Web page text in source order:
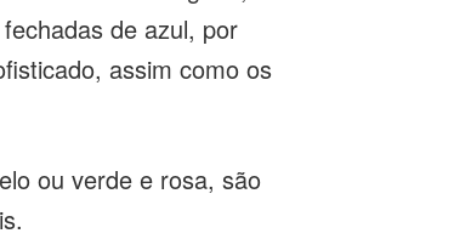
de azul, por
assim como os
ou verde e rosa, são